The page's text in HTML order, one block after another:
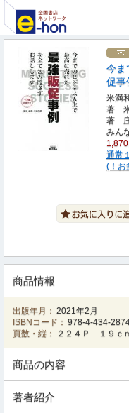
今ま
促事
米満
著
著
みん
1,870
通常
(！お
商品情報
出版年月： 2021年2月
ISBNコード： 978-4-434-
頁数・縦：
２２４Ｐ １９ｃ
商品の内容
著者紹介